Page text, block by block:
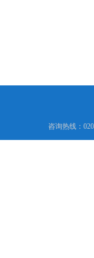
咨询热线：